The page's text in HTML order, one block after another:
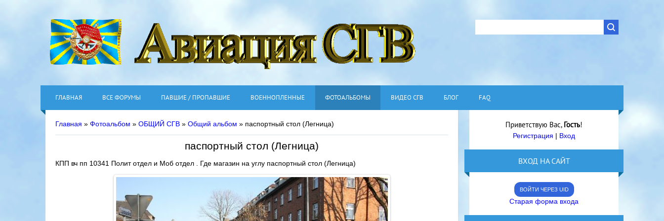
ГЛАВНАЯ ВСЕ ФОРУМЫ ПАВШИЕ / ПРОПАВШИЕ ВОЕННОПЛЕННЫЕ ФОТОАЛЬБОМЫ ВИДЕО СГВ БЛОГ FAQ
Главная » Фотоальбом » ОБЩИЙ СГВ » Общий альбом » паспортный стол (Легница)
паспортный стол (Легница)
КПП вч пп 10341 Полит отдел и Моб отдел . Где магазин на углу паспортный стол (Легница)
Приветствую Вас, Гость!
Регистрация | Вход
ВХОД НА САЙТ
ВОЙТИ ЧЕРЕЗ UID
Старая форма входа